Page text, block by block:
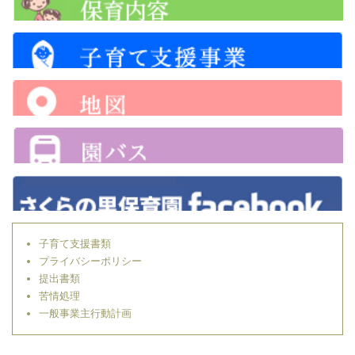
子育て支援書類
プライバシーポリシー
提出書類
苦情処理
一般事業主行動計画